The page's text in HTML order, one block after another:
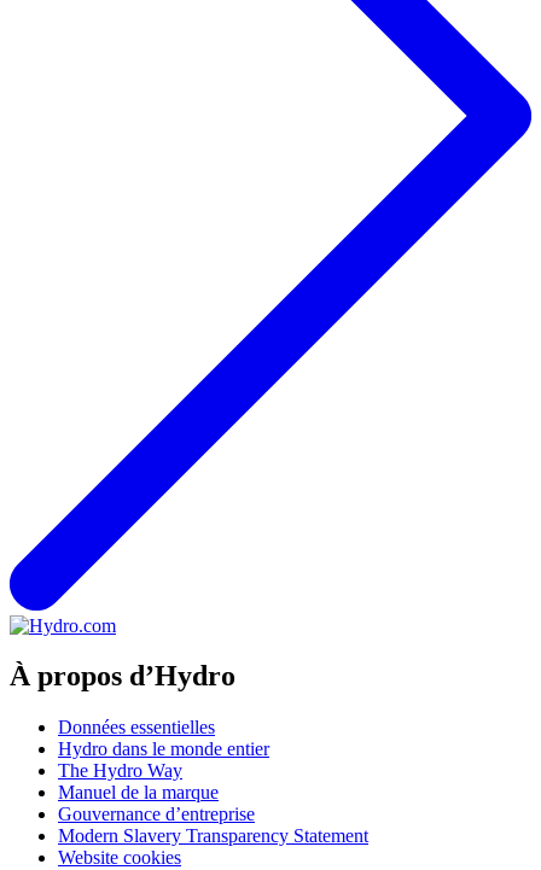
À propos d’Hydro
Données essentielles
Hydro dans le monde entier
The Hydro Way
Manuel de la marque
Gouvernance d’entreprise
Modern Slavery Transparency Statement
Website cookies